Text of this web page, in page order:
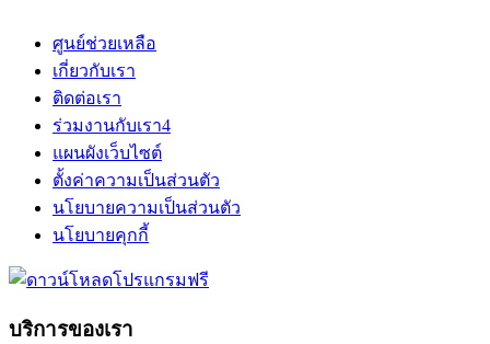
ศูนย์ช่วยเหลือ
เกี่ยวกับเรา
ติดต่อเรา
ร่วมงานกับเรา4
แผนผังเว็บไซต์
ตั้งค่าความเป็นส่วนตัว
นโยบายความเป็นส่วนตัว
นโยบายคุกกี้
บริการของเรา